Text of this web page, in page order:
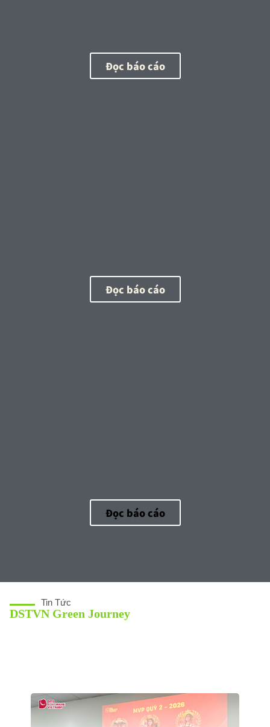
Đọc báo cáo
Đọc báo cáo
Đọc báo cáo
Tin Tức
DSTVN Green Journey